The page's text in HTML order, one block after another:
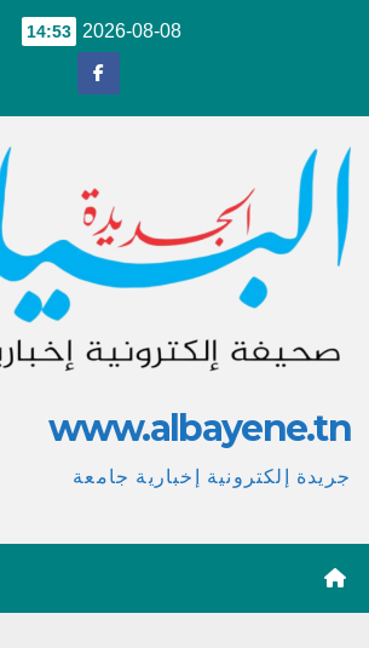
2026-08-08
14:53
www.albayene.tn
جريدة إلكترونية إخبارية جامعة